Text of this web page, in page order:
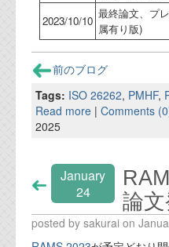
2023/10/10
最終論文、プ
属有り版)
前のブログ
Tags: ISO 26262, PMHF,
Read more | Comments
2025
January
24
論
posted by sakurai on